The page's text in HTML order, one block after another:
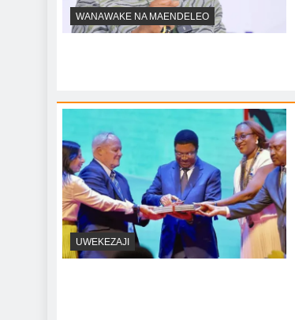
WANAWAKE NA MAENDELEO
UWEKEZAJI